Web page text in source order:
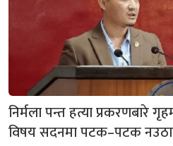
निर्मला पन्त हत्या प्रकरणबारे
विषय सदनमा पटक–पटक